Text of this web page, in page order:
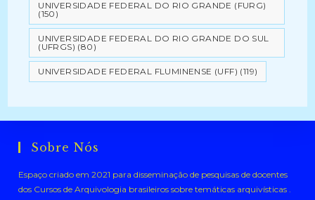
UNIVERSIDADE FEDERAL DO RIO GRANDE (FURG)
(150)
UNIVERSIDADE FEDERAL DO RIO GRANDE DO SUL
(UFRGS) (80)
UNIVERSIDADE FEDERAL FLUMINENSE (UFF) (119)
Sobre Nós
Espaço criado em 2021 para disseminação de pesquisas de docentes
dos Cursos de Arquivologia brasileiros sobre temáticas arquivísticas .